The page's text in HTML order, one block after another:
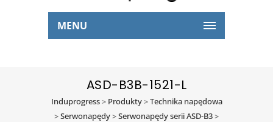
MENU
ASD-B3B-1521-L
Induprogress> Produkty>Technika napędowa
>Serwonapędy>Serwonapędy serii ASD-B3>